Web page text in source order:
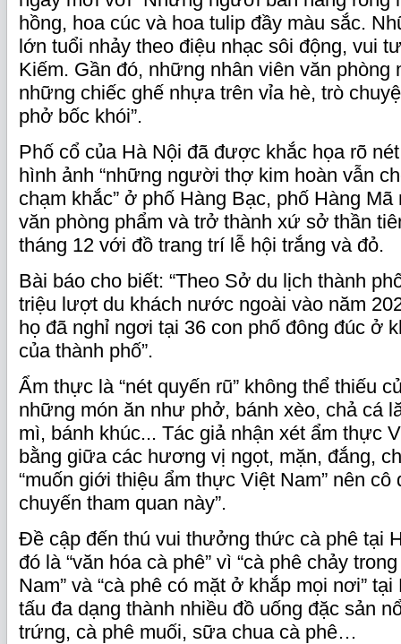
hồng, hoa cúc và hoa tulip đầy màu sắc.
lớn tuổi nhảy theo điệu nhạc sôi động, vui
Kiếm. Gần đó, những nhân viên văn phòng
những chiếc ghế nhựa trên vỉa hè, trò
phở bốc khói”.
Phố cổ của Hà Nội đã được khắc họa rõ
hình ảnh “những người thợ kim hoàn vẫn
chạm khắc” ở phố Hàng Bạc, phố Hàng
văn phòng phẩm và trở thành xứ sở thần
tháng 12 với đồ trang trí lễ hội trắng và đỏ.
Bài báo cho biết: “Theo Sở du lịch thành
triệu lượt du khách nước ngoài vào năm
họ đã nghỉ ngơi tại 36 con phố đông đúc ở
của thành phố”.
Ẩm thực là “nét quyến rũ” không thể thiếu
những món ăn như phở, bánh xèo, chả cá
mì, bánh khúc... Tác giả nhận xét ẩm thực
bằng giữa các hương vị ngọt, mặn, đắng,
“muốn giới thiệu ẩm thực Việt Nam” nên cô
chuyến tham quan này”.
Đề cập đến thú vui thưởng thức cà phê tại
đó là “văn hóa cà phê” vì “cà phê chảy
Nam” và “cà phê có mặt ở khắp mọi nơi”
tấu đa dạng thành nhiều đồ uống đặc sản
trứng, cà phê muối, sữa chua cà phê…